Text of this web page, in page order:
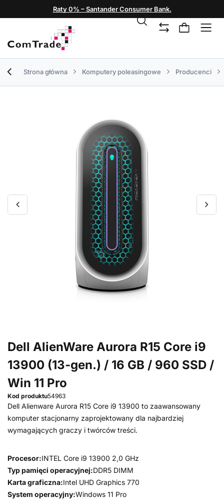
Raty 0% – Santander Consumer Bank.
Strona główna Komputery poleasingowe Producenci
Dell AlienWare Aurora R15 Core i9
13900 (13-gen.) / 16 GB / 960 SSD /
Win 11 Pro
Kod produktu54963
Dell Alienware Aurora R15 Core i9 13900 to zaawansowany
komputer stacjonarny zaprojektowany dla najbardziej
wymagających graczy i twórców treści.
Procesor:INTEL Core i9 13900 2,0 GHz
Typ pamięci operacyjnej:DDR5 DIMM
Karta graficzna:Intel UHD Graphics 770
System operacyjny:Windows 11 Pro